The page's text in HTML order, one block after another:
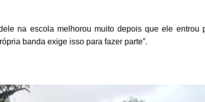
na escola melhorou muito depois que ele entrou
banda exige isso para fazer parte”.